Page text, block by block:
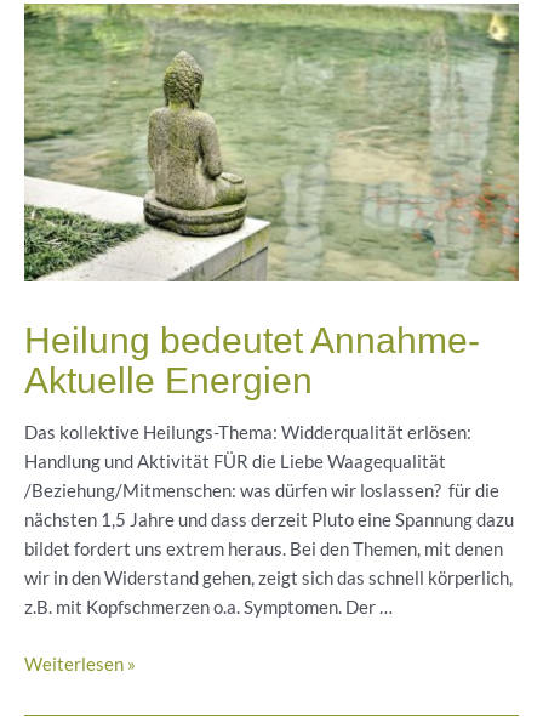
Heilung bedeutet Annahme-
Aktuelle Energien
Das kollektive Heilungs-Thema: Widderqualität erlösen:
Handlung und Aktivität FÜR die Liebe Waagequalität
/Beziehung/Mitmenschen: was dürfen wir loslassen? für die
nächsten 1,5 Jahre und dass derzeit Pluto eine Spannung dazu
bildet fordert uns extrem heraus. Bei den Themen, mit denen
wir in den Widerstand gehen, zeigt sich das schnell körperlich,
z.B. mit Kopfschmerzen o.a. Symptomen. Der …
Heilung
Weiterlesen »